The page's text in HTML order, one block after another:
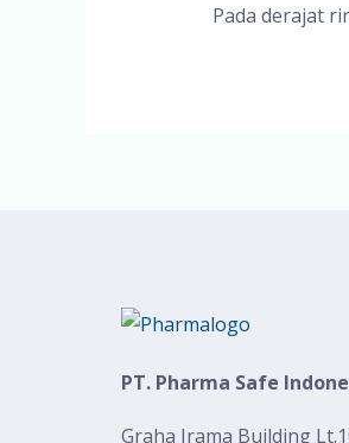
Pada derajat
PT. Pharma Safe
Graha Irama Building